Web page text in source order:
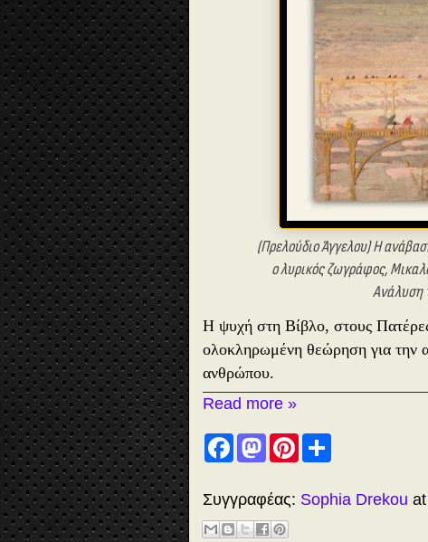
(Πρελούδιο Άγγελου) Η
ο λυρικός ζωγράφος,
Ανάλυση
Η ψυχή στη Βίβλο, στους
ολοκληρωμένη θεώρηση για την
ανθρώπου.
Read more »
F
a
b
o
o
M
a
o
o
P
e
e
Συγγραφέας: Sophia Drekou at